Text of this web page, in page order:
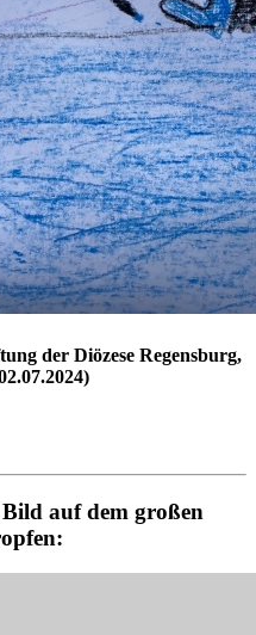
der Diözese Regensburg,
auf dem großen